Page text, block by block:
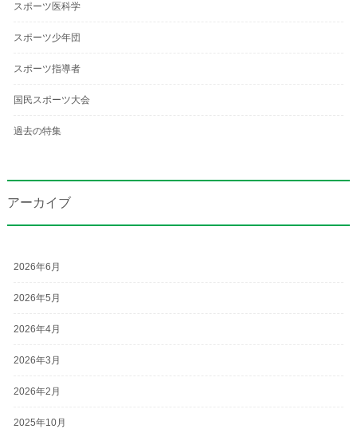
スポーツ医科学
スポーツ少年団
スポーツ指導者
国民スポーツ大会
過去の特集
アーカイブ
2026年6月
2026年5月
2026年4月
2026年3月
2026年2月
2025年10月